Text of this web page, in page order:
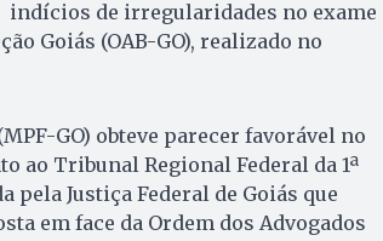
indícios de irregularidades no exame
Goiás (OAB-GO), realizado no
GO) obteve parecer favorável no
ao Tribunal Regional Federal da 1ª
pela Justiça Federal de Goiás que
em face da Ordem dos Advogados